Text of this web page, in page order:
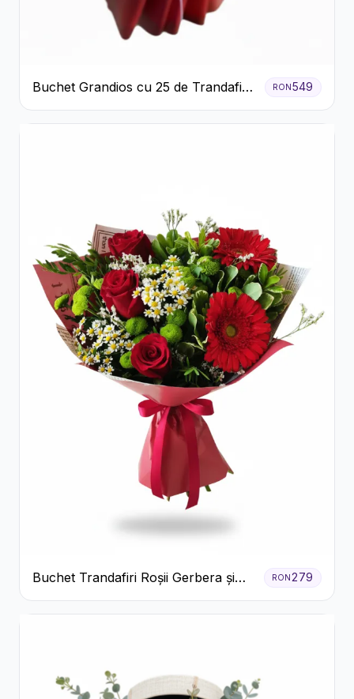
Buchet Grandios cu 25 de Trandafiri
Roșii
RON549
Buchet Trandafiri Roșii Gerbera și
Verdeață
RON279